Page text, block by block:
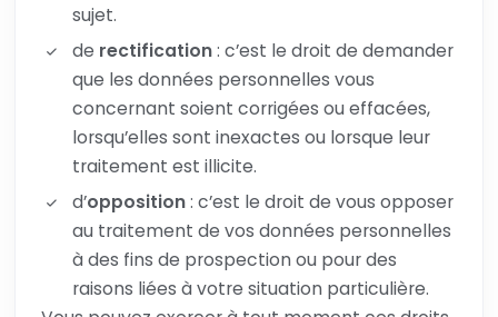
sujet.
de rectification: c’est le droit de demander
que les données personnelles vous
concernant soient corrigées ou effacées,
lorsqu’elles sont inexactes ou lorsque leur
traitement est illicite.
d’opposition: c’est le droit de vous opposer
au traitement de vos données personnelles
à des fins de prospection ou pour des
raisons liées à votre situation particulière.